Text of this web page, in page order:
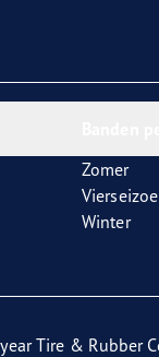
Zomer
Winter
Tire & Rubber